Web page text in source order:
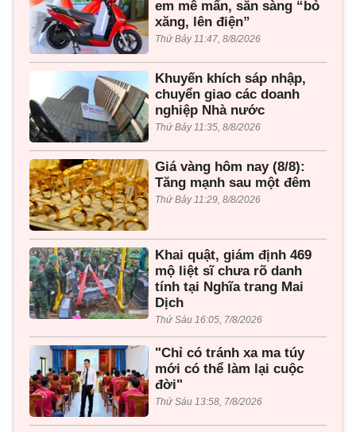
em mê mẩn, sẵn sàng “bỏ
xăng, lên điện”
Thứ Bảy 11:47, 8/8/2026
Khuyến khích sáp nhập,
chuyển giao các doanh
nghiệp Nhà nước
Thứ Bảy 11:35, 8/8/2026
Giá vàng hôm nay (8/8):
Tăng mạnh sau một đêm
Thứ Bảy 11:29, 8/8/2026
Khai quật, giám định 469
mộ liệt sĩ chưa rõ danh
tính tại Nghĩa trang Mai
Dịch
Thứ Sáu 16:05, 7/8/2026
"Chỉ có tránh xa ma túy
mới có thể làm lại cuộc
đời"
Thứ Sáu 13:58, 7/8/2026